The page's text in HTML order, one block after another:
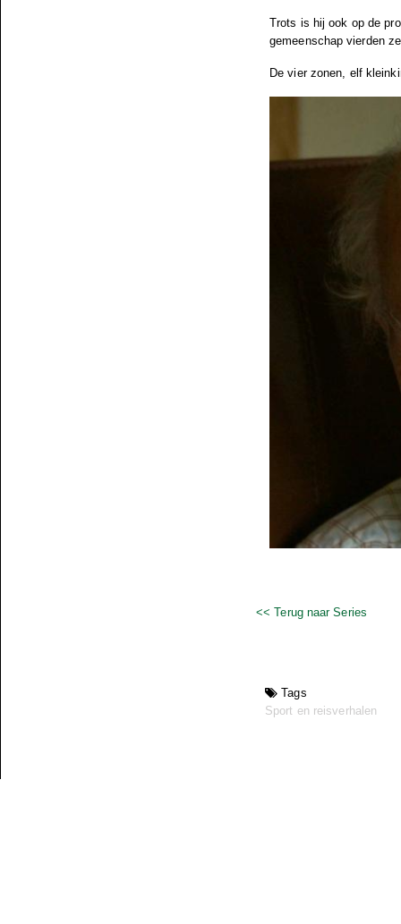
Trots is hij ook op de
gemeenschap vierden
De vier zonen, elf
<< Terug naar Series
Tags
Sport en reisverhalen